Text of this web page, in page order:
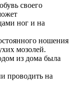
своего
ног и на
ношения
мозолей.
из дома была
проводить на